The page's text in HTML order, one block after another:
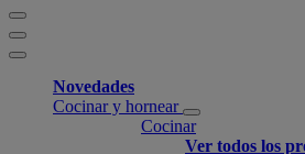
Novedades
Cocinar y hornear
Cocinar
Ver todos los